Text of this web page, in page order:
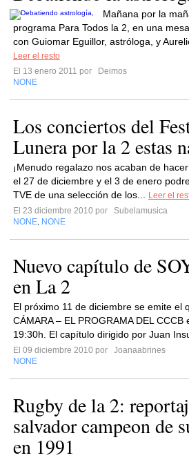
Mañana por la
programa Para Todos la 2, en una
con Guiomar Eguillor, astróloga, y
Leer el resto
El 13 enero 2011 por
Deimos
NONE
Los conciertos del
Lunera por la 2 estas
¡Menudo regalazo nos acaban de
el 27 de diciembre y el 3 de enero
TVE de una selección de los...
Leer el
El 23 diciembre 2010 por
Subelamusica
NONE NONE
Nuevo capítulo de
en La 2
El próximo 11 de diciembre se emite el
CÁMARA – EL PROGRAMA DEL
19:30h. El capítulo dirigido por Juan
El 09 diciembre 2010 por
Joanaabrines
NONE
Rugby de la 2:
salvador campeon de
en 1991